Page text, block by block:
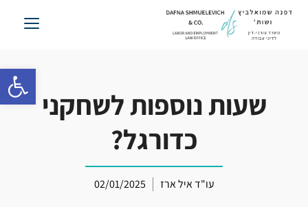
פתח
דלג
שעות נוספות לשחקני
כדורגל?
עו"ד איל ארז 02/01/2025